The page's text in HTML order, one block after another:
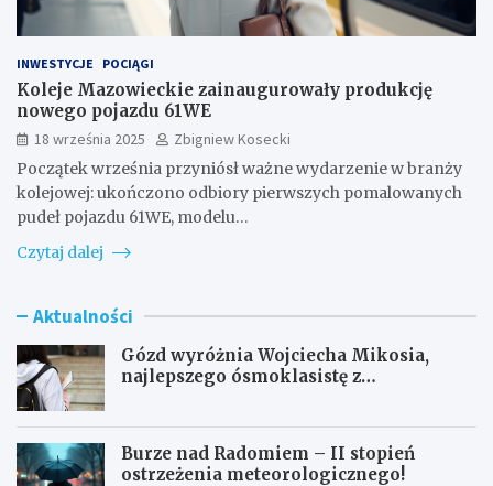
INWESTYCJE POCIĄGI
Koleje Mazowieckie zainaugurowały produkcję
nowego pojazdu 61WE
18 września 2025
Zbigniew Kosecki
Początek września przyniósł ważne wydarzenie w branży
kolejowej: ukończono odbiory pierwszych pomalowanych
pudeł pojazdu 61WE, modelu…
Czytaj dalej
Aktualności
Gózd wyróżnia Wojciecha Mikosia,
najlepszego ósmoklasistę z
Burze nad Radomiem – II stopień
ostrzeżenia meteorologicznego!